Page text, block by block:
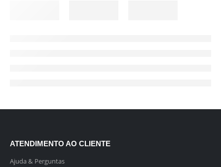
ATENDIMENTO AO CLIENTE
Ajuda & Perguntas